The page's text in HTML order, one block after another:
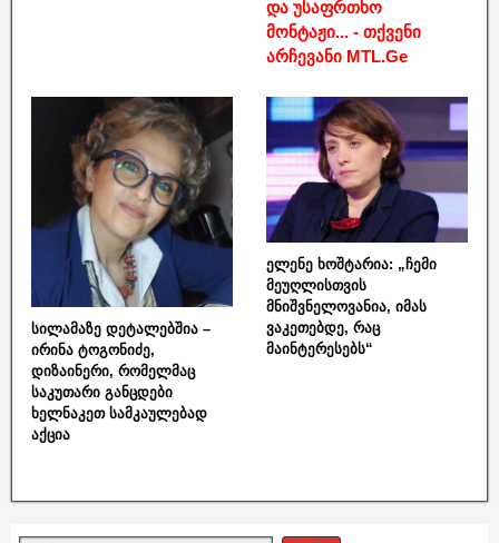
და უსაფრთხო
მონტაჟი... - თქვენი
არჩევანი MTL.Ge
სილამაზე დეტალებშია –
ირინა ტოგონიძე,
დიზაინერი, რომელმაც
საკუთარი განცდები
ხელნაკეთ სამკაულებად
აქცია
ელენე ხოშტარია: „ჩემი
მეუღლისთვის
მნიშვნელოვანია, იმას
ვაკეთებდე, რაც
მაინტერესებს“